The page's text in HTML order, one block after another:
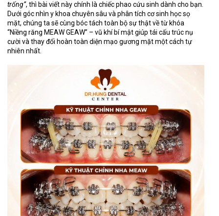
trống”, thì bài viết này chính là chiếc phao cứu sinh dành cho bạn.
Dưới góc nhìn y khoa chuyên sâu và phân tích cơ sinh học sọ
mặt, chúng ta sẽ cùng bóc tách toàn bộ sự thật về từ khóa
“Niềng răng MEAW GEAW” – vũ khí bí mật giúp tái cấu trúc nụ
cười và thay đổi hoàn toàn diện mạo gương mặt một cách tự
nhiên nhất.